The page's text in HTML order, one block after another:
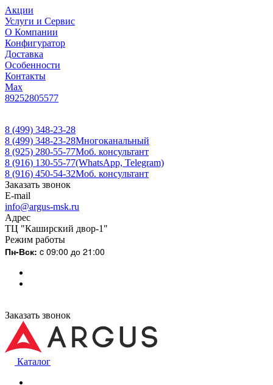
Акции
Услуги и Сервис
О Компании
Конфигуратор
Доставка
Особенности
Контакты
Max
89252805577
8 (499) 348-23-28
8 (499) 348-23-28Многоканальный
8 (925) 280-55-77Моб. консультант
8 (916) 130-55-77(WhatsApp, Telegram)
8 (916) 450-54-32Моб. консультант
Заказать звонок
E-mail
info@argus-msk.ru
Адрес
ТЦ "Каширский двор-1"
Режим работы
Пн-Вск: c 09:00 до 21:00
Заказать звонок
Каталог